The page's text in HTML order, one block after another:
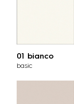
01 bianco
basic